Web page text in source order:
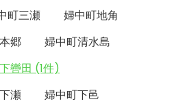
町三瀬
婦中町地角
郷
婦中町清水島
轡田 (1件)
瀬
婦中町下邑